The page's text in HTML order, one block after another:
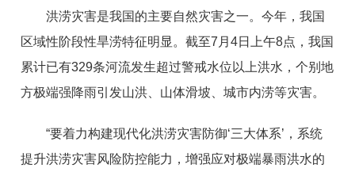
洪涝灾害是我国的主要自然灾害之一。今年，我国
区域性阶段性旱涝特征明显。截至7月4日上午8点，我国
累计已有329条河流发生超过警戒水位以上洪水，个别地
方极端强降雨引发山洪、山体滑坡、城市内涝等灾害。
“要着力构建现代化洪涝灾害防御‘三大体系’，系统
提升洪涝灾害风险防控能力，增强应对极端暴雨洪水的